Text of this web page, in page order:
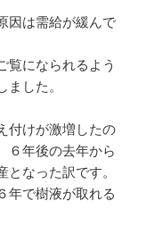
因は需給が緩んで
覧になられるよう
した。
付けが激増したの
６年後の去年から
なった訳です。
年で樹液が取れる